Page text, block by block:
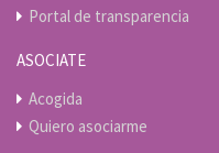
Portal de transparencia
ASOCIATE
Acogida
Quiero asociarme